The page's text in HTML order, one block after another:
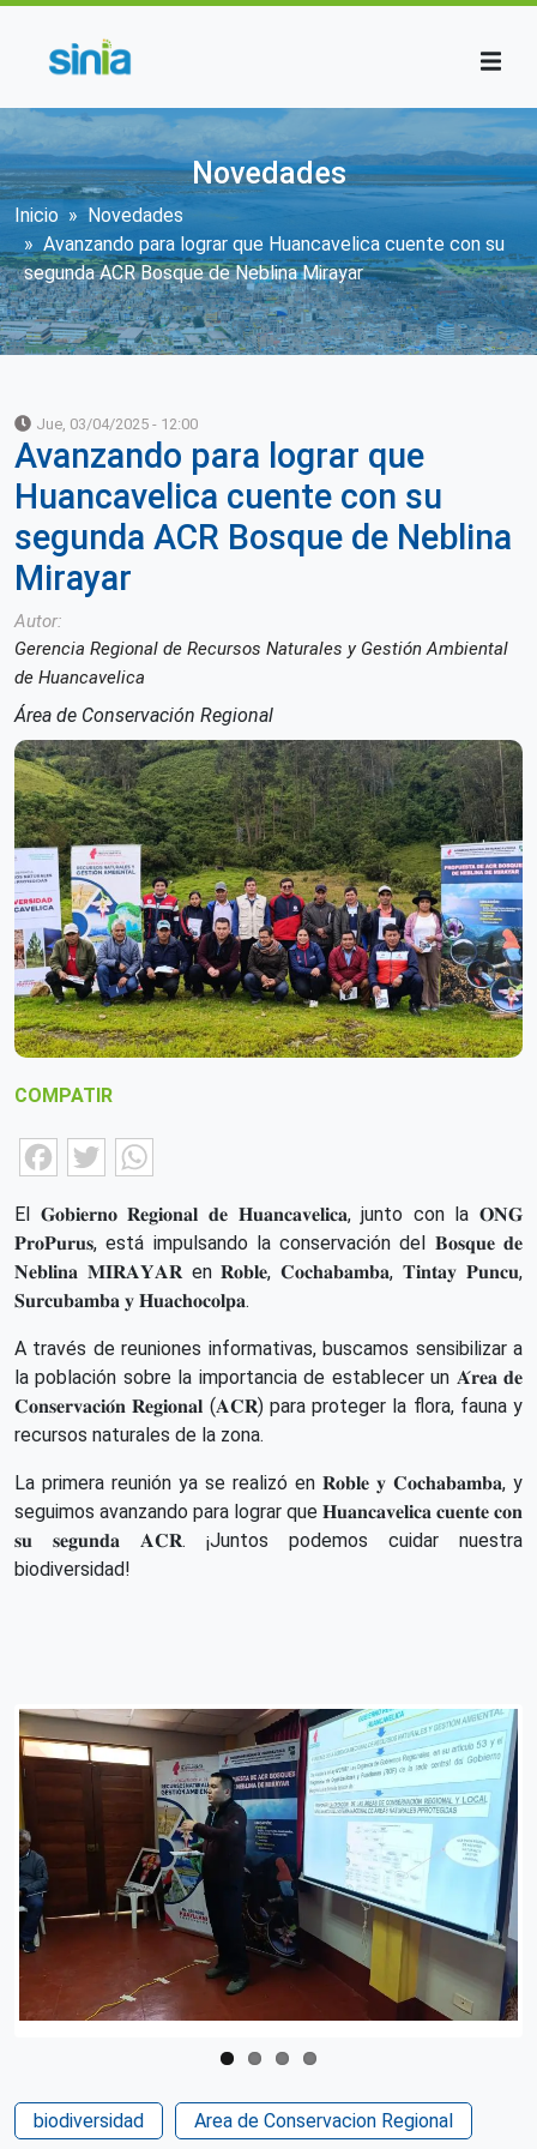
Novedades
Sobrescribir enlaces de ayuda a la
Inicio
Novedades
Avanzando para lograr que Huancavelica cuente con su
segunda ACR Bosque de Neblina Mirayar
Jue, 03/04/2025 - 12:00
Avanzando para lograr que
Huancavelica cuente con su
segunda ACR Bosque de Neblina
Mirayar
Autor
Gerencia Regional de Recursos Naturales y Gestión Ambiental
de Huancavelica
Área de Conservación Regional
COMPATIR
Facebook
Twitter
El 𝐆𝐨𝐛𝐢𝐞𝐫𝐧𝐨 𝐑𝐞𝐠𝐢𝐨𝐧𝐚𝐥 𝐝𝐞 𝐇𝐮𝐚𝐧𝐜𝐚𝐯𝐞𝐥𝐢𝐜𝐚, junto con la 𝐎𝐍𝐆
𝐏𝐫𝐨𝐏𝐮𝐫𝐮𝐬, está impulsando la conservación del 𝐁𝐨𝐬𝐪𝐮𝐞 𝐝𝐞
𝐍𝐞𝐛𝐥𝐢𝐧𝐚 𝐌𝐈𝐑𝐀𝐘𝐀𝐑 en 𝐑𝐨𝐛𝐥𝐞, 𝐂𝐨𝐜𝐡𝐚𝐛𝐚𝐦𝐛𝐚, 𝐓𝐢𝐧𝐭𝐚𝐲 𝐏𝐮𝐧𝐜𝐮,
𝐒𝐮𝐫𝐜𝐮𝐛𝐚𝐦𝐛𝐚 𝐲 𝐇𝐮𝐚𝐜𝐡𝐨𝐜𝐨𝐥𝐩𝐚.
A través de reuniones informativas, buscamos sensibilizar a
la población sobre la importancia de establecer un 𝐀́𝐫𝐞𝐚 𝐝𝐞
𝐂𝐨𝐧𝐬𝐞𝐫𝐯𝐚𝐜𝐢𝐨́𝐧 𝐑𝐞𝐠𝐢𝐨𝐧𝐚𝐥 (𝐀𝐂𝐑) para proteger la flora, fauna y
recursos naturales de la zona.
La primera reunión ya se realizó en 𝐑𝐨𝐛𝐥𝐞 𝐲 𝐂𝐨𝐜𝐡𝐚𝐛𝐚𝐦𝐛𝐚, y
seguimos avanzando para lograr que 𝐇𝐮𝐚𝐧𝐜𝐚𝐯𝐞𝐥𝐢𝐜𝐚 𝐜𝐮𝐞𝐧𝐭𝐞 𝐜𝐨𝐧
𝐬𝐮 𝐬𝐞𝐠𝐮𝐧𝐝𝐚 𝐀𝐂𝐑. ¡Juntos podemos cuidar nuestra
biodiversidad!
biodiversidad Area de Conservacion Regional